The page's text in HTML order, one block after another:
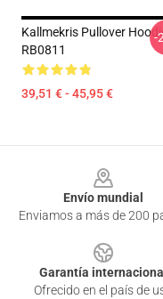
Kallmekris Pullover
RB0811
39,51 € - 45,95 €
-
Envío mundial
Enviamos a más de 200
Garantía internacional
Ofrecido en el país de